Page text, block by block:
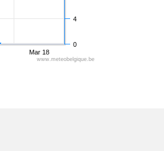
Mar 18
0
4
www.meteobelgique.be